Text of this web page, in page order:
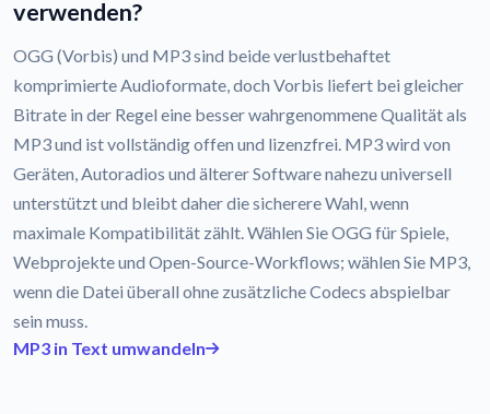
verwenden?
OGG (Vorbis) und MP3 sind beide verlustbehaftet
komprimierte Audioformate, doch Vorbis liefert bei gleicher
Bitrate in der Regel eine besser wahrgenommene Qualität als
MP3 und ist vollständig offen und lizenzfrei. MP3 wird von
Geräten, Autoradios und älterer Software nahezu universell
unterstützt und bleibt daher die sicherere Wahl, wenn
maximale Kompatibilität zählt. Wählen Sie OGG für Spiele,
Webprojekte und Open-Source-Workflows; wählen Sie MP3,
wenn die Datei überall ohne zusätzliche Codecs abspielbar
sein muss.
MP3 in Text umwandeln